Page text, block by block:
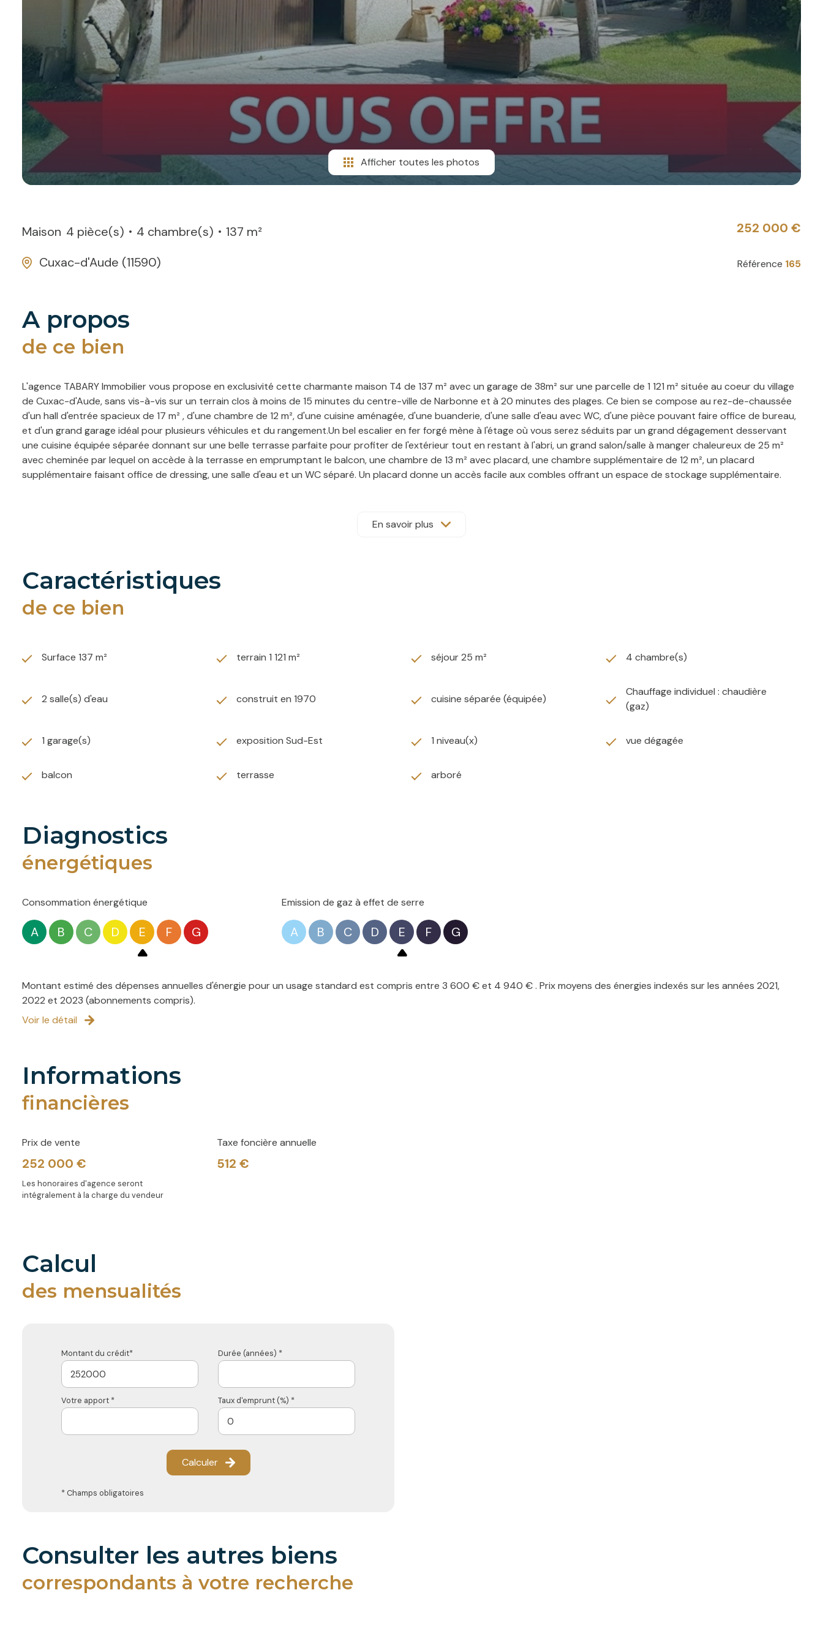
Afficher toutes les photos
Maison 4 pièce(s) 4 chambre(s)
137 m²
Cuxac-d'Aude (11590)
252 000 €
Référence 165
a propos
de ce bien
L'agence TABARY Immobilier vous propose en exclusivité cette charmante maison T4 de 137 m² avec un garage de 38m² sur une parcelle de 1 121 m² située au coeur du village
de Cuxac-d'Aude, sans vis-à-vis sur un terrain clos à moins de 15 minutes du centre-ville de Narbonne et à 20 minutes des plages. Ce bien se compose au rez-de-chaussée
d'un hall d'entrée spacieux de 17 m² , d'une chambre de 12 m², d'une cuisine aménagée, d'une buanderie, d'une salle d'eau avec WC, d'une pièce pouvant faire office de bureau,
et d'un grand garage idéal pour plusieurs véhicules et du rangement.Un bel escalier en fer forgé mène à l'étage où vous serez séduits par un grand dégagement desservant
une cuisine équipée séparée donnant sur une belle terrasse parfaite pour profiter de l'extérieur tout en restant à l'abri, un grand salon/salle à manger chaleureux de 25 m²
avec cheminée par lequel on accède à la terrasse en emprumptant le balcon, une chambre de 13 m² avec placard, une chambre supplémentaire de 12 m², un placard
supplémentaire faisant office de dressing, une salle d'eau et un WC séparé. Un placard donne un accès facile aux combles offrant un espace de stockage supplémentaire.
tarder. Pour toute demande d'information et prise de rendez-vous, contactez Madame Catherine SALUS, conseillère immobilier sous le numéro RCS 380 089 201 de
Perpignan, au 06.12.76.19.70 ou par mail sur agence1@tabaryimmobilier.com. "Les informations sur les risques auxquels ce bien est exposé sont disponibles sur le site :
En savoir plus
caractéristiques
de ce bien
Surface 137 m² terrain 1 121 m² séjour 25 m² 4 chambre(s)
2 salle(s) d'eau construit en 1970 cuisine séparée (équipée)
Chauffage individuel : chaudière
(gaz)
1 garage(s) exposition Sud-Est 1 niveau(x) vue dégagée
balcon terrasse arboré
diagnostics
énergétiques
Consommation énergétique
A B C D E F G
Emission de gaz à effet de serre
A B C D E F G
Montant estimé des dépenses annuelles d'énergie pour un usage standard est compris entre 3 600 € et 4 940 € . Prix moyens des énergies indexés sur les années 2021,
2022 et 2023 (abonnements compris).
Voir le détail
informations
financières
Prix de vente
252 000 €
Les honoraires d'agence seront
intégralement à la charge du vendeur
Taxe foncière annuelle
512 €
calcul
des mensualités
Montant du crédit* Durée (années) *
Votre apport * Taux d'emprunt (%) *
Calculer
* Champs obligatoires
consulter les autres biens
correspondants à votre recherche